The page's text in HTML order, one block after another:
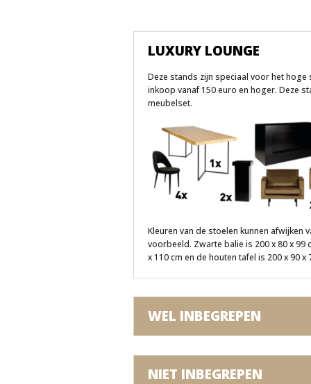
LUXURY LOUNGE
Deze stands zijn speciaal voor het
inkoop vanaf 150 euro en hoger. Deze
meubelset.
Kleuren van de stoelen kunnen afwijken
voorbeeld. Zwarte balie is 200 x 80 x 99
x 110 cm en de houten tafel is 200 x 90 x
WEL INBEGREPEN
NIET INBEGREPEN